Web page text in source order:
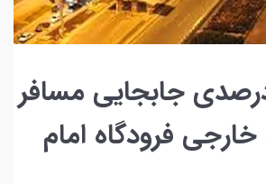
۹۷ درصدی جابجایی مسافر
خارجی فرودگاه امام